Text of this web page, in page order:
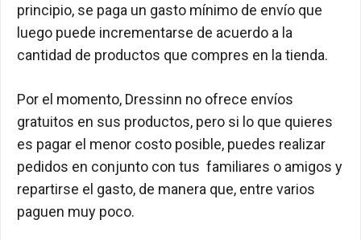
principio, se paga un gasto mínimo de envío que
luego puede incrementarse de acuerdo a la
cantidad de productos que compres en la tienda.
Por el momento, Dressinn no ofrece envíos
gratuitos en sus productos, pero si lo que quieres
es pagar el menor costo posible, puedes realizar
pedidos en conjunto con tus familiares o amigos y
repartirse el gasto, de manera que, entre varios
paguen muy poco.